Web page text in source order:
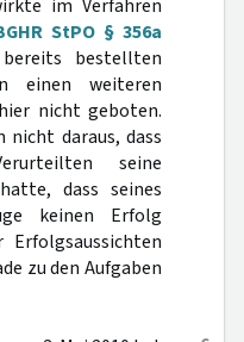
im Verfahren
StPO § 356a
bestellten
einen weiteren
nicht geboten.
nicht daraus, dass
seine
dass seines
keinen Erfolg
zu den Aufgaben